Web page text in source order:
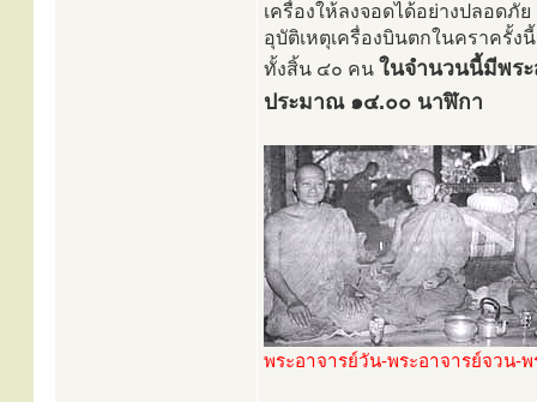
เครื่องให้ลงจอดได้อย่างปลอด
อุบัติเหตุเครื่องบินตกในคราครั้ง
ทั้งสิ้น ๔๐ คน ในจำนวนนี้มีพร
ประมาณ ๑๔.๐๐ นาฬิกา
พระอาจารย์วัน-พระอาจารย์จวน-